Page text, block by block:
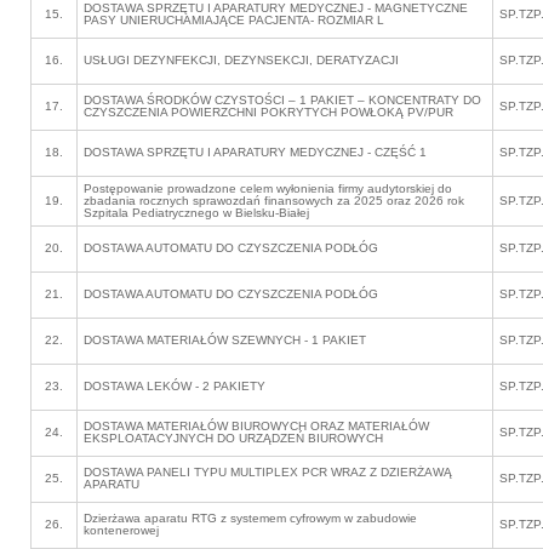
15.
DOSTAWA SPRZĘTU I APARATURY MEDYCZNEJ - MAGNETYCZNE
PASY UNIERUCHAMIAJĄCE PACJENTA- ROZMIAR L
16. USŁUGI DEZYNFEKCJI, DEZYNSEKCJI, DERATYZACJI
17.
DOSTAWA ŚRODKÓW CZYSTOŚCI – 1 PAKIET – KONCENTRATY DO
CZYSZCZENIA POWIERZCHNI POKRYTYCH POWŁOKĄ PV/PUR
18. DOSTAWA SPRZĘTU I APARATURY MEDYCZNEJ - CZĘŚĆ 1
19.
Postępowanie prowadzone celem wyłonienia firmy audytorskiej do
zbadania rocznych sprawozdań finansowych za 2025 oraz 2026 rok
Szpitala Pediatrycznego w Bielsku-Białej
20. DOSTAWA AUTOMATU DO CZYSZCZENIA PODŁÓG
21. DOSTAWA AUTOMATU DO CZYSZCZENIA PODŁÓG
22. DOSTAWA MATERIAŁÓW SZEWNYCH - 1 PAKIET
23. DOSTAWA LEKÓW - 2 PAKIETY
24.
DOSTAWA MATERIAŁÓW BIUROWYCH ORAZ MATERIAŁÓW
EKSPLOATACYJNYCH DO URZĄDZEŃ BIUROWYCH
25.
DOSTAWA PANELI TYPU MULTIPLEX PCR WRAZ Z DZIERŻAWĄ
APARATU
26.
Dzierżawa aparatu RTG z systemem cyfrowym w zabudowie
kontenerowej